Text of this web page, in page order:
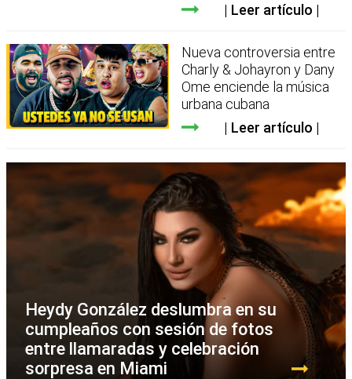
Leer artículo
Nueva controversia entre
Charly & Johayron y Dany
Ome enciende la música
urbana cubana
Leer artículo
Heydy González deslumbra en su
cumpleaños con sesión de fotos
entre llamaradas y celebración
sorpresa en Miami